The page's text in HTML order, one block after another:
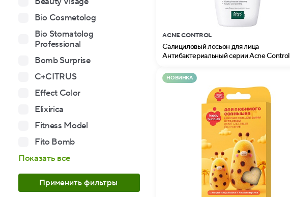
Bio Cosmetolog
Bio Stomatolog
Professional
Bomb Surprise
C+CITRUS
Effect Color
Elixirica
Fitness Model
Fito Bomb
Показать все
Применить фильтры
ACNE CONTROL
Салициловый лосьон для лица
Антибактериальный серии Acne Control
НОВИНКА